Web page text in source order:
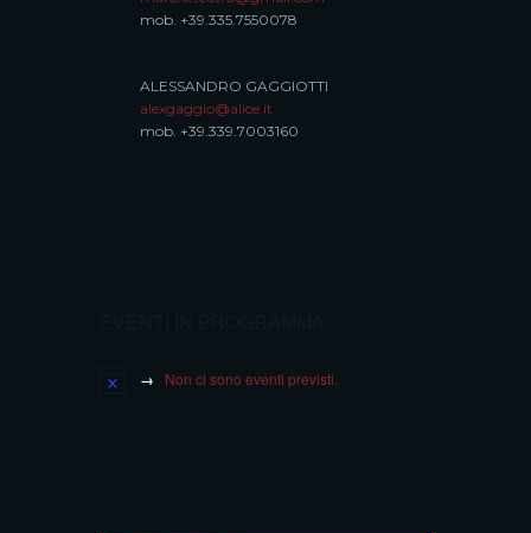
mob. +39.335.7550078
ALESSANDRO GAGGIOTTI
alexgaggio@alice.it
mob. +39.339.7003160
Non ci sono eventi previsti.